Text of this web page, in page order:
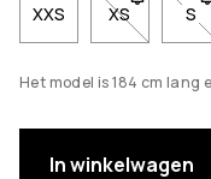
XXS XS- Maat XS
S-
Het model is 184 cm lang
In winkelwagen